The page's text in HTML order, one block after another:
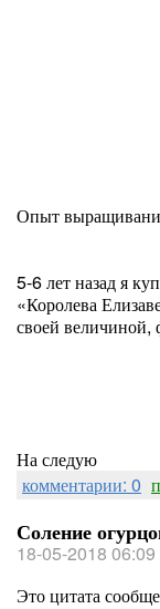
Опыт
5-6 лет назад я
«Королева
своей
На следую
комментарии: 0
Соление
18-05-2018 06:09
Это цитата